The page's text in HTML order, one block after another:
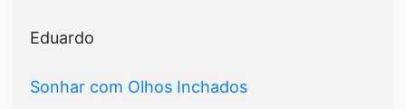
Eduardo
Sonhar com Olhos Inchados